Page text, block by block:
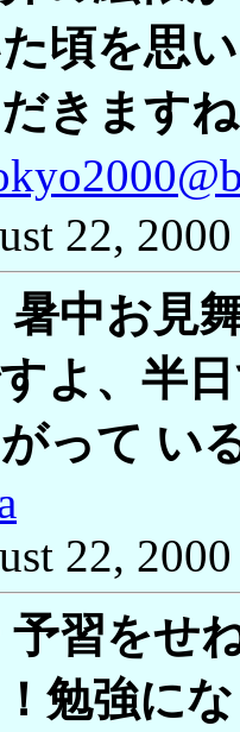
頃を思
きます
22,
中お見
よ、半
って い
22,
予習をせ
勉強に